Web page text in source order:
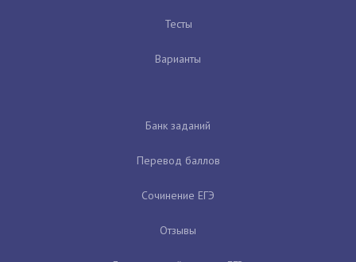
Тесты
Варианты
Банк заданий
Перевод баллов
Сочинение ЕГЭ
Отзывы